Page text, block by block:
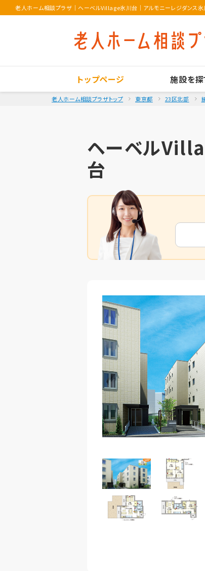
老人ホーム相談プラザ ｜ ヘーベルVillage氷川台｜アルモニーレジダンス氷
トップページ 施設を探
老人ホーム相談プラザトップ 東京都 23区北部
ヘーベル
台